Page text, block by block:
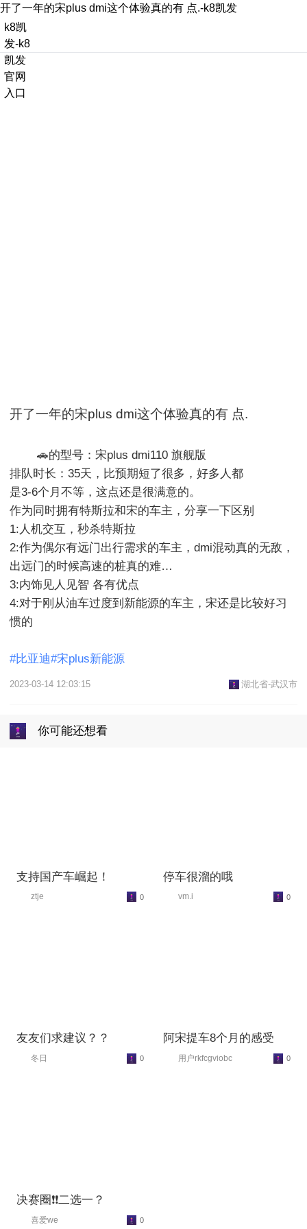
开了一年的宋plus dmi这个体验真的有 点.-k8凯发
k8凯
发-k8
凯发
官网
入口
开了一年的宋plus dmi这个体验真的有 点.
        🚗的型号：宋plus dmi110 旗舰版
排队时长：35天，比预期短了很多，好多人都
是3-6个月不等，这点还是很满意的。
作为同时拥有特斯拉和宋的车主，分享一下区别
1:人机交互，秒杀特斯拉
2:作为偶尔有远门出行需求的车主，dmi混动真的无敌，
出远门的时候高速的桩真的难…
3:内饰见人见智 各有优点
4:对于刚从油车过度到新能源的车主，宋还是比较好习
惯的
#比亚迪#宋plus新能源
2023-03-14 12:03:15 湖北省-武汉市
你可能还想看
支持国产车崛起！
ztje 0
停车很溜的哦
vm.i 0
友友们求建议？？
冬日 0
阿宋提车8个月的感受
用户rkfcgviobc 0
决赛圈❗❗二选一？
喜爱we 0